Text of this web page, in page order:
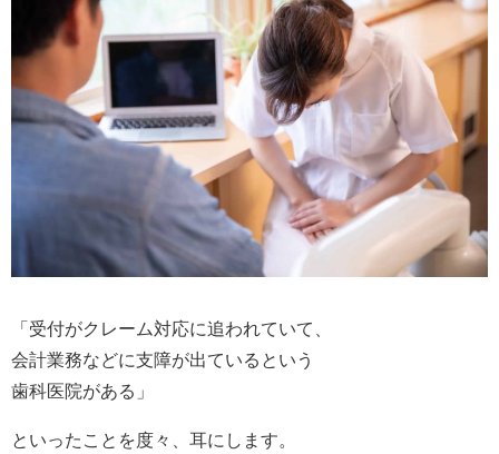
「受付がクレーム対応に追われていて、
会計業務などに支障が出ているという
歯科医院がある」
といったことを度々、耳にします。